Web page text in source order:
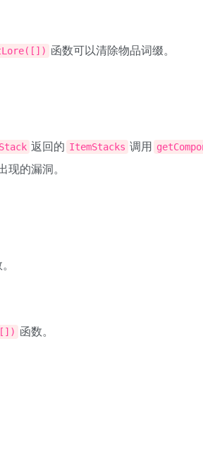
函数可以清除物品词缀。
返回的 ItemStacks 调用
现的漏洞。
函数。